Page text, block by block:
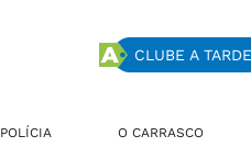
CLUBE A TARDE
POLÍCIA O CARRASCO